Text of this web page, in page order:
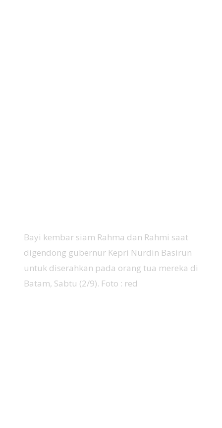
Bayi kembar siam Rahma dan Rahmi saat
digendong gubernur Kepri Nurdin Basirun
untuk diserahkan pada orang tua mereka di
Batam, Sabtu (2/9). Foto : red